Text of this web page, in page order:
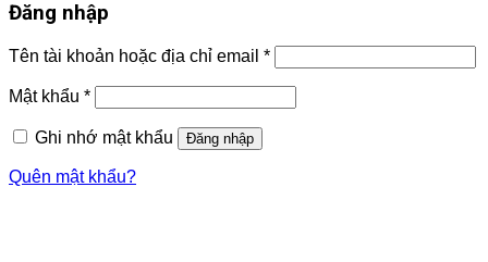
Đăng nhập
Tên tài khoản hoặc địa chỉ email *
Mật khẩu *
Ghi nhớ mật khẩu Đăng nhập
Quên mật khẩu?